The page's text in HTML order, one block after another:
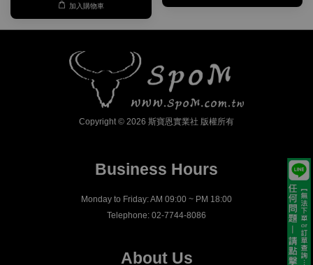
加入購物車
Copyright © 2026 斯寶恩實業社 版權所有
Business Hours
Monday to Friday: AM 09:00 ~ PM 18:00
Telephone: 02-7744-8086
About Us